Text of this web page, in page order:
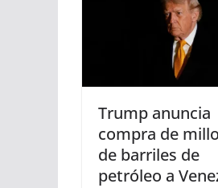
Trump anuncia
compra de
de barriles de
petróleo a